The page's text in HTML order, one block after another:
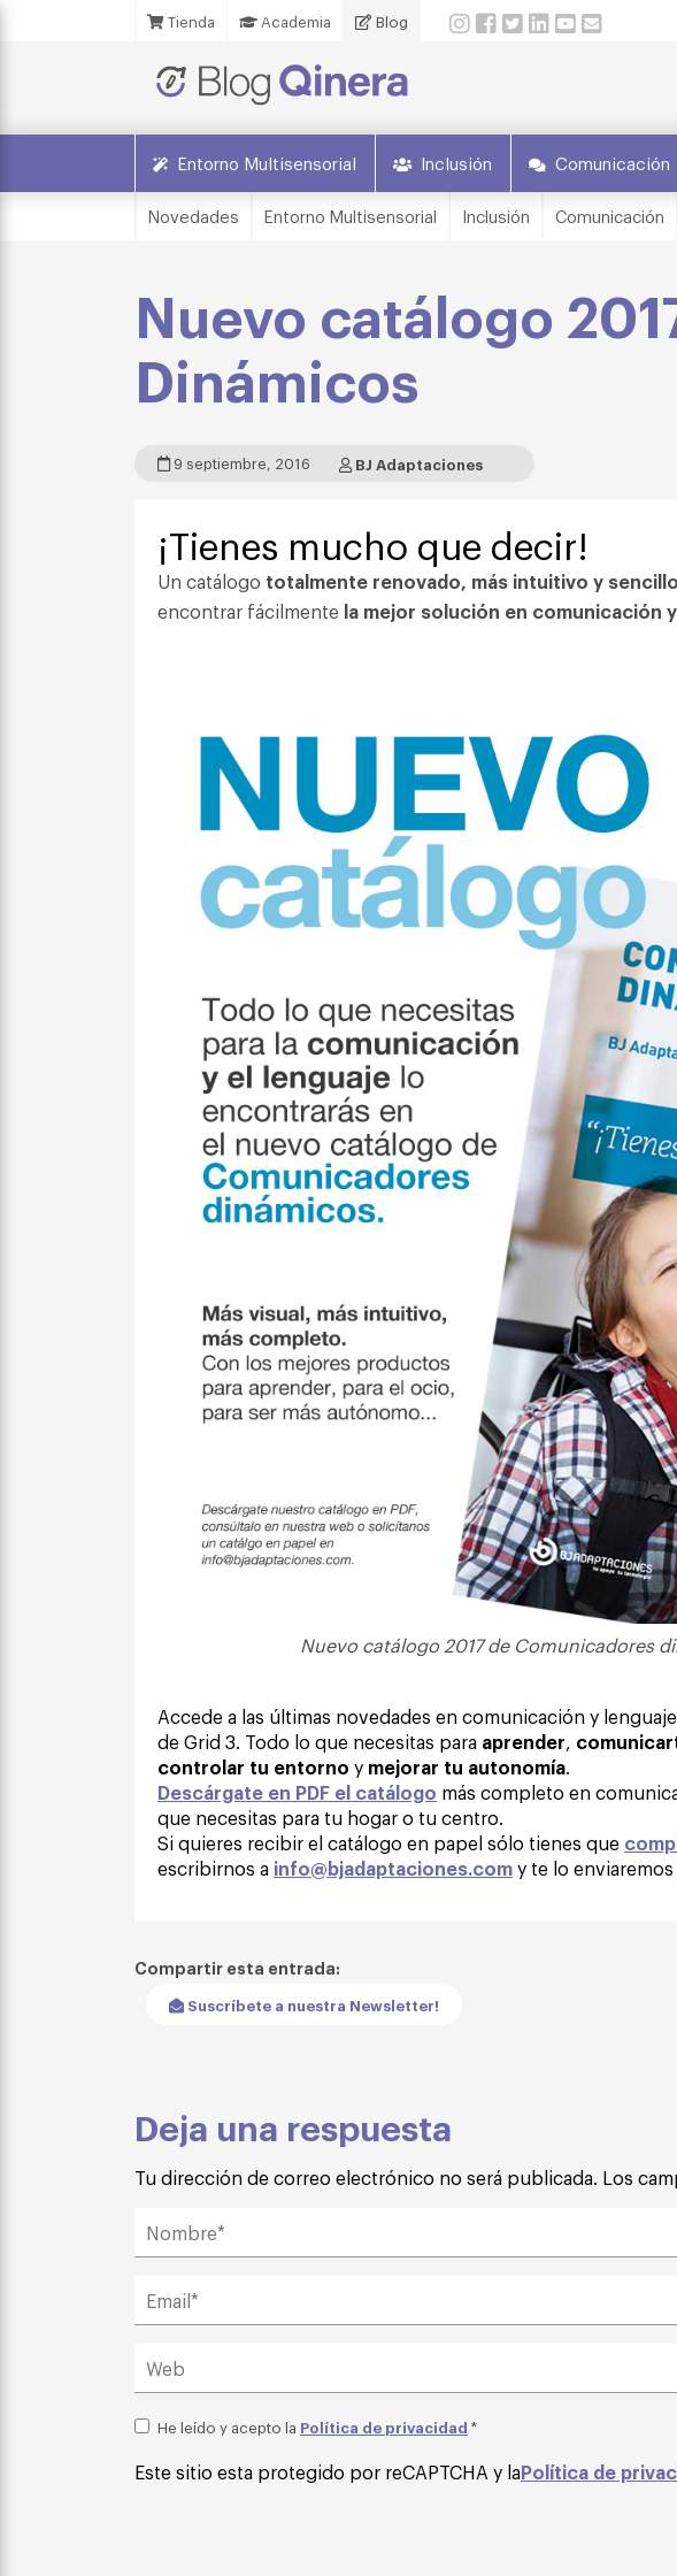
Tienda Academia Blog
Entorno Multisensorial Inclusión Comunicación
Novedades Entorno Multisensorial Inclusión Comunicación
Nuevo catálogo
Dinámicos
9 septiembre, 2016 BJ Adaptaciones
¡Tienes mucho que decir!
Un catálogo totalmente renovado, más intuitivo y
encontrar fácilmente la mejor solución en comunicación
Nuevo catálogo 2017 de Comunicadores
Accede a las últimas novedades en comunicación y
de Grid 3. Todo lo que necesitas para aprender,
controlar tu entorno y mejorar tu autonomía.
Descárgate en PDF el catálogo más completo en
que necesitas para tu hogar o tu centro.
Si quieres recibir el catálogo en papel sólo tienes que
escribirnos a info@bjadaptaciones.comy te lo
Compartir esta entrada:
Suscríbete a nuestra Newsletter!
Deja una respuesta
Tu dirección de correo electrónico no será publicada. Los
He leído y acepto la Política de privacidad *
Este sitio esta protegido por reCAPTCHA y laPolítica de